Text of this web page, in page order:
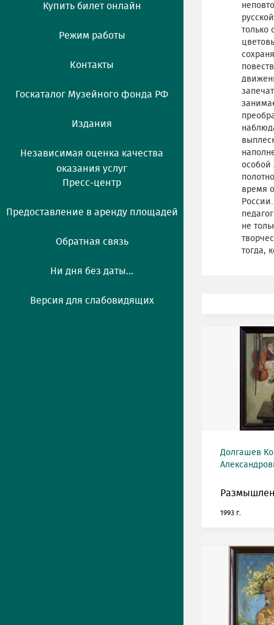
Купить билет онлайн
Режим работы
Контакты
Госкаталог Музейного фонда РФ
Издания
Независимая оценка качества
оказания услуг
Пресс-центр
Предоставление в аренду площадей
Обратная связь
Ни дня без даты...
Версия для слабовидящих
только
особой
время
не
тогда,
Долгашев
1993 г.